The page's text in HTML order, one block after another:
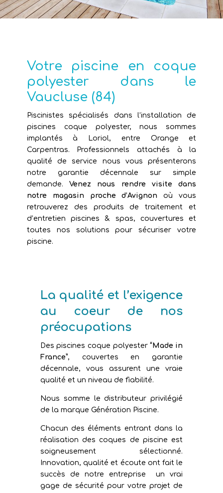
Votre piscine en coque
polyester dans le
Vaucluse (84)
Piscinistes spécialisés dans l’installation de
piscines coque polyester, nous sommes
implantés à Loriol, entre Orange et
Carpentras. Professionnels attachés à la
qualité de service nous vous présenterons
notre garantie décennale sur simple
demande.Venez nous rendre visite dans
notre magasin proche d’Avignonoù vous
retrouverez des produits de traitement et
d’entretien piscines & spas, couvertures et
toutes nos solutions pour sécuriser votre
piscine.
La qualité et l’exigence
au coeur de nos
préocupations
Des piscines coque polyester“Made in
France”, couvertes en garantie
décennale, vous assurent une vraie
qualité et un niveau de fiabilité.
Nous somme le distributeur privilégié
de la marque Génération Piscine.
Chacun des éléments entrant dans la
réalisation des coques de piscine est
soigneusement sélectionné.
Innovation, qualité et écoute ont fait le
succès de notre entreprise un vrai
gage de sécurité pour votre projet de